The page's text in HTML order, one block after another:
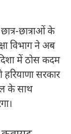
छात्राओं के
विभाग ने अब
में ठोस कदम
सरकार
के साथ